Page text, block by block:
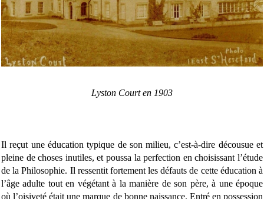
Lyston Court en 1903
Il reçut une éducation typique de son milieu, c’est-à-dire décousue et
pleine de choses inutiles, et poussa la perfection en choisissant l’étude
de la Philosophie. Il ressentit fortement les défauts de cette éducation à
l’âge adulte tout en végétant à la manière de son père, à une époque
où l’oisiveté était une marque de bonne naissance. Entré en possession